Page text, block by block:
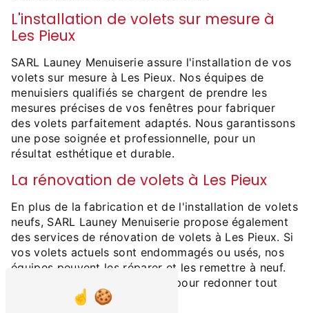
L'installation de volets sur mesure à
Les Pieux
SARL Launey Menuiserie assure l'installation de vos
volets sur mesure à Les Pieux. Nos équipes de
menuisiers qualifiés se chargent de prendre les
mesures précises de vos fenêtres pour fabriquer
des volets parfaitement adaptés. Nous garantissons
une pose soignée et professionnelle, pour un
résultat esthétique et durable.
La rénovation de volets à Les Pieux
En plus de la fabrication et de l'installation de volets
neufs, SARL Launey Menuiserie propose également
des services de rénovation de volets à Les Pieux. Si
vos volets actuels sont endommagés ou usés, nos
équipes peuvent les réparer et les remettre à neuf.
Nous intervenons rapidement pour redonner tout
leur éclat à vos volets.